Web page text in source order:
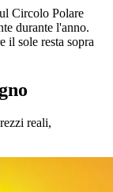
Circolo Polare
durante l'anno.
il sole resta sopra
reali,